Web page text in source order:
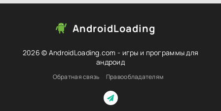
AndroidLoading
2026 © AndroidLoading.com - игры и программы для
андроид
Обратная связь Правообладателям